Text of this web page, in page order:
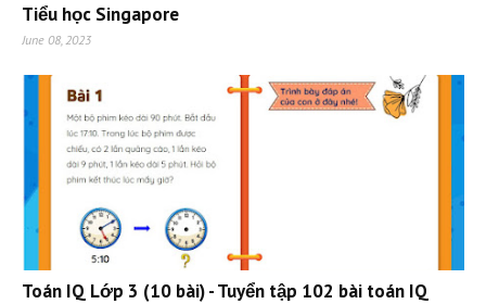
Tiểu học Singapore
June 08, 2023
Toán IQ Lớp 3 (10 bài) - Tuyển tập 102 bài toán IQ